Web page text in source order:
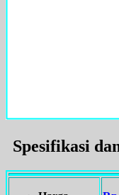
Spesifikasi